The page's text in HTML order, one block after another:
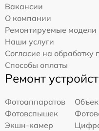
Вакансии
О компании
Ремонтируемые модели
Наши услуги
Согласие на
Способы оплаты
Ремонт
Фотоаппаратов
Фотовспышек
Экшн-камер